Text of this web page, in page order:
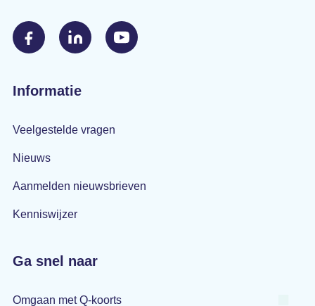
Informatie
Veelgestelde vragen
Nieuws
Aanmelden nieuwsbrieven
Kenniswijzer
Ga snel naar
Omgaan met Q-koorts